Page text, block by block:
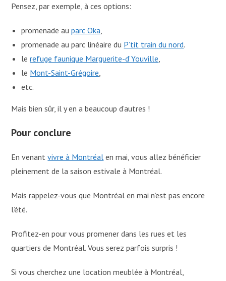
Pensez, par exemple, à ces options:
promenade auparc Oka
promenade au parc linéaire du P’tit train du nord.
lerefuge faunique Marguerite-d’Youville
le Mont-Saint-Grégoire
etc.
Mais bien sûr, il y en a beaucoup d’autres !
Pour conclure
En venantvivre à Montréal en mai, vous allez bénéficier
pleinement de la saison estivale à Montréal.
Mais rappelez-vous que Montréal en mai n’est pas encore
l’été.
Profitez-en pour vous promener dans les rues et les
quartiers de Montréal. Vous serez parfois surpris !
Si vous cherchez une location meublée à Montréal,